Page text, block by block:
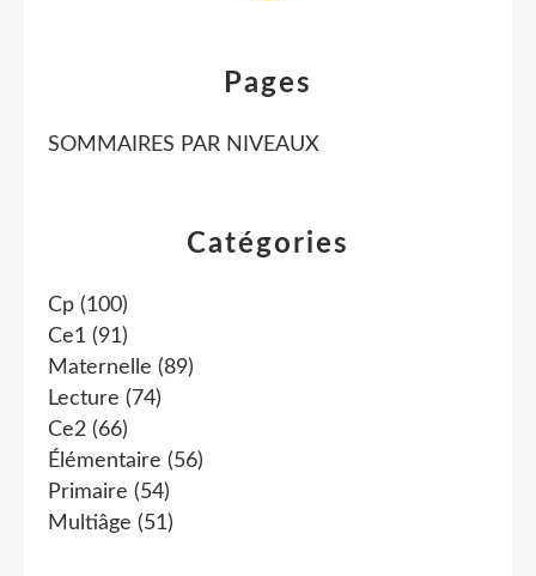
Catégories
Cp (100)
Ce1 (91)
Maternelle (89)
Lecture (74)
Ce2 (66)
Élémentaire (56)
Primaire (54)
Multiâge (51)
Pages
SOMMAIRES PAR NIVEAUX